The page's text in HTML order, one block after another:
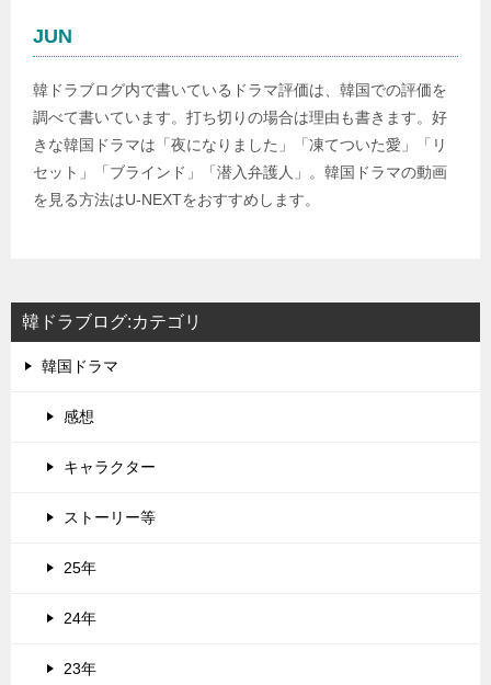
JUN
韓ドラブログ内で書いているドラマ評価は、韓国での評価を
調べて書いています。打ち切りの場合は理由も書きます。好
きな韓国ドラマは「夜になりました」「凍てついた愛」「リ
セット」「ブラインド」「潜入弁護人」。韓国ドラマの動画
を見る方法はU-NEXTをおすすめします。
韓ドラブログ:カテゴリ
韓国ドラマ
感想
キャラクター
ストーリー等
25年
24年
23年